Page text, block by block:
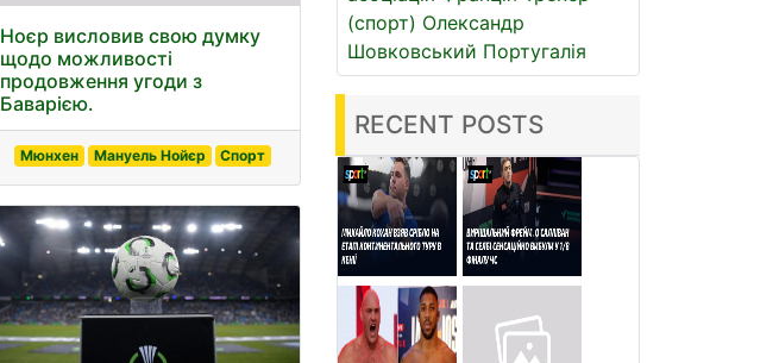
Ноєр висловив свою думку
щодо можливості
продовження угоди з
Баварією.
Мюнхен Мануель Нойєр Спорт
(спорт) Олександр
Шовковський Португалія
RECENT POSTS